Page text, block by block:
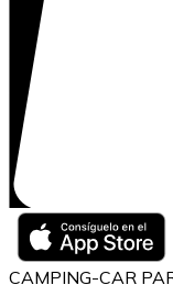
CAMPING-CAR